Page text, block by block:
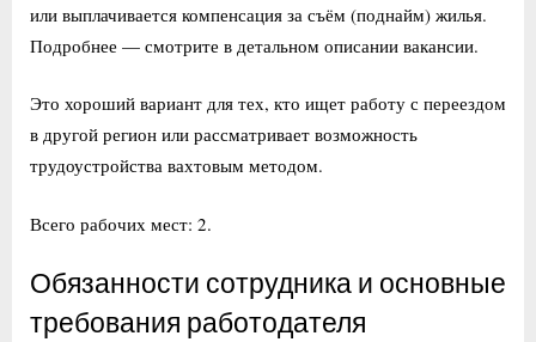
или выплачивается компенсация за съём (поднайм) жилья.
Подробнее — смотрите в детальном описании вакансии.
Это хороший вариант для тех, кто ищет работу с переездом
в другой регион или рассматривает возможность
трудоустройства вахтовым методом.
Всего рабочих мест: 2.
Обязанности сотрудника и основные
требования работодателя